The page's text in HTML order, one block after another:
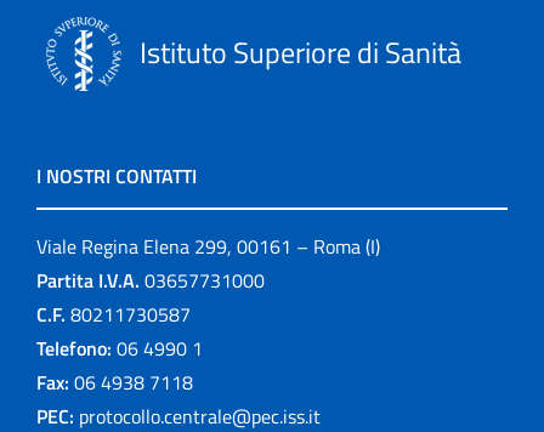
Istituto Superiore di Sanità
I NOSTRI CONTATTI
Viale Regina Elena 299, 00161 – Roma (I)
Partita I.V.A. 03657731000
C.F. 80211730587
Telefono: 06 4990 1
Fax: 06 4938 7118
PEC: protocollo.centrale@pec.iss.it